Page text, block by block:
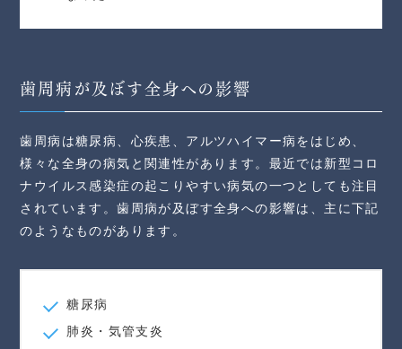
歯周病が及ぼす全身への影響
歯周病は糖尿病、心疾患、アルツハイマー病をはじめ、
様々な全身の病気と関連性があります。最近では新型コロ
ナウイルス感染症の起こりやすい病気の一つとしても注目
されています。歯周病が及ぼす全身への影響は、主に下記
のようなものがあります。
糖尿病
肺炎・気管支炎